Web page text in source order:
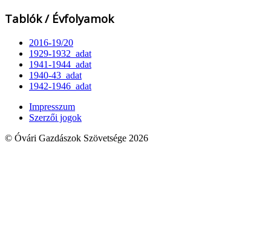
Tablók / Évfolyamok
2016-19/20
1929-1932_adat
1941-1944_adat
1940-43_adat
1942-1946_adat
Impresszum
Szerzői jogok
© Óvári Gazdászok Szövetsége 2026